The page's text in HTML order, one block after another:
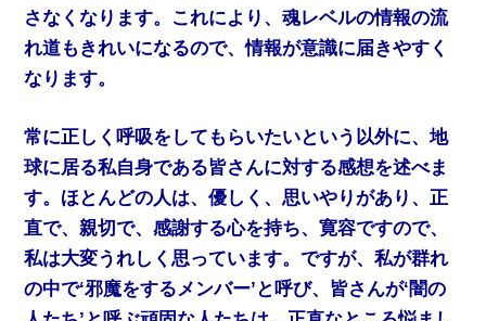
さなくなります。これにより、魂レベルの情報の流
れ道もきれいになるので、情報が意識に届きやすく
なります。
常に正しく呼吸をしてもらいたいという以外に、地
球に居る私自身である皆さんに対する感想を述べま
す。ほとんどの人は、優しく、思いやりがあり、正
直で、親切で、感謝する心を持ち、寛容ですので、
私は大変うれしく思っています。ですが、私が群れ
の中で‘邪魔をするメンバー’と呼び、皆さんが‘闇の